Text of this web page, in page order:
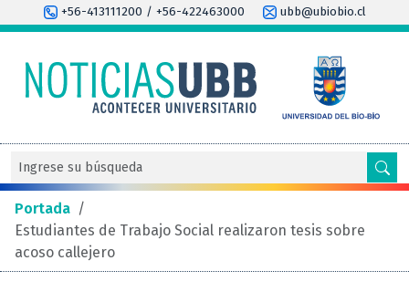
+56-413111200 / +56-422463000 ubb@ubiobio.cl
Portada /
Estudiantes de Trabajo Social realizaron tesis sobre
acoso callejero